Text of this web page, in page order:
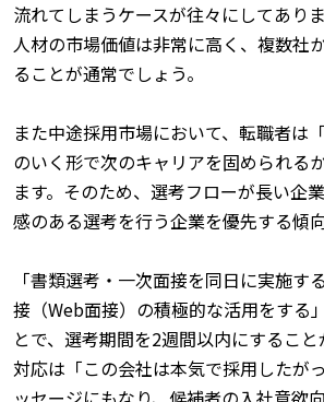
流れてしまうケースが往々にしてあり
人材の市場価値は非常に高く、複数社
ることが通常でしょう。
また中途採用市場において、転職者は
のいく形で次のキャリアを固められる
ます。そのため、選考フローが長い企
感のある選考を行う企業を優先する傾
「書類選考・一次面接を同日に実施す
接（Web面接）の積極的な活用をする
とで、選考期間を2週間以内にするこ
対応は「この会社は本気で採用したが